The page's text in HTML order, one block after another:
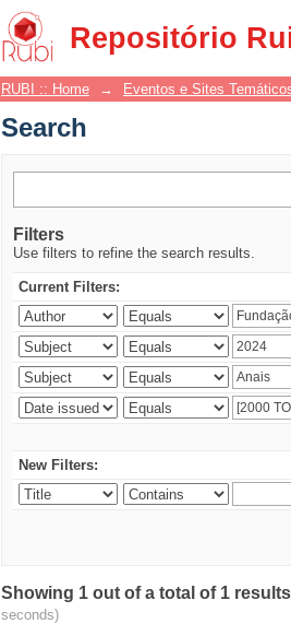
Repositório
Search
RUBI :: Home → Eventos e Sites
Search
Filters
Use filters to refine the search results.
Current Filters:
New Filters:
Showing 1 out of a total of 1
seconds)